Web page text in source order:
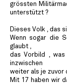
grössten
unterstützt ?
Dieses Volk , das
Wenn sogar die
glaubt ,
das Vorbild ,
inzwischen
weiter als je zuvor
Mit 17 haben wir